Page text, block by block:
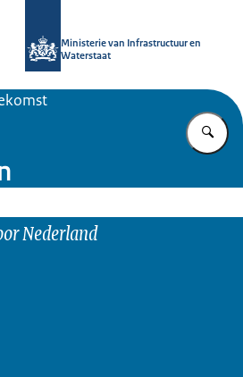
Ministerie van Infrastructuur en
Waterstaat
Nederland